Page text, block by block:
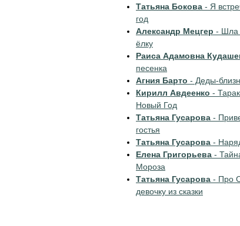
Татьяна Бокова - Я
год
Александр Мецгер - Шла
ёлку
Раиса Адамовна
песенка
Агния Барто - Деды-
Кирилл Авдеенко -
Новый Год
Татьяна Гусарова -
гостья
Татьяна Гусарова -
Елена Григорьева -
Мороза
Татьяна Гусарова - Про
девочку из сказки